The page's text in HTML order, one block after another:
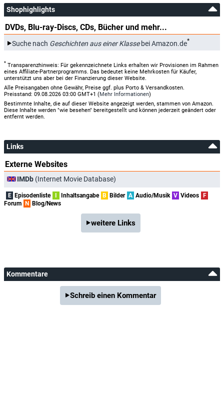
Shophighlights
DVDs, Blu-ray-Discs, CDs, Bücher und mehr...
Suche nach Geschichten aus einer Klassebei Amazon.de*
* Transparenzhinweis: Für gekennzeichnete Links erhalten wir Provisionen im Rahmen
eines Affiliate-Partnerprogramms. Das bedeutet keine Mehrkosten für Käufer,
unterstützt uns aber bei der Finanzierung dieser Website.
Alle Preisangaben ohne Gewähr, Preise ggf. plus Porto & Versandkosten.
Preisstand: 09.08.2026 03:00 GMT+1 (Mehr Informationen)
Bestimmte Inhalte, die auf dieser Website angezeigt werden, stammen von Amazon.
Diese Inhalte werden "wie besehen" bereitgestellt und können jederzeit geändert oder
entfernt werden.
Links
Externe Websites
IMDb (Internet Movie Database)
E Episodenliste I Inhaltsangabe B Bilder A Audio/Musik V Videos F
Forum N Blog/News
weitere Links
Kommentare
Schreib einen Kommentar